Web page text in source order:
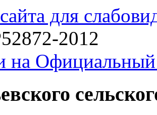
для
2012
на